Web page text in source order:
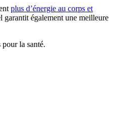
plus d’énergie au corps et
garantit également une meilleure
la santé.